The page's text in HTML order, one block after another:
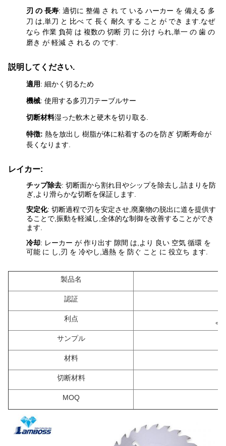
刃 の 長寿: 適切に 整備 さ れ て いる ハーカー を 備える 多
刀 は,単刀 と 比べ て 長く 耐久 する こと が でき ます.なぜ
なら 作業 負荷 は 複数の 切断 刃 に 分け られ,単一 の 歯 の
磨き が 軽減 さ れる の です.
説明してください.
適用: 細かく切るため
機械: 使用する多刃刀テーブルサー
切断材料湿った軟木と硬木を切り取る.
特徴: 熱を放出し 樹脂が体に粘着するのを防ぎ 切断寿命が
長くなります
レイカー:
チップ除去: 切断面から割れ目やシップを除去し,詰まりを防
ぎ,より滑らかな切断を保証します.
安定化: 切断過程で刃を安定させ,廃棄物の脱出に道を提供す
ることで,振動を軽減し,全体的な制御を改善することができ
ます.
冷却: レーカー が 作り出す 隙間 は,より 良い 空気 循環 を
可能 に し,刃 を 冷やし,過熱 を 防ぐ こと に 役立ち ます.
製品名
認証
利点 よ
サンプル
材料
切断材料
MOQ